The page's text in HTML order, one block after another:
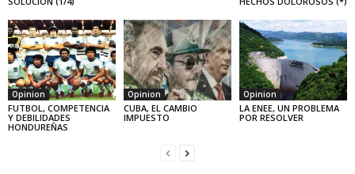
Opinion
FUTBOL, COMPETENCIA
Y DEBILIDADES
HONDUREÑAS
Opinion
CUBA, EL CAMBIO
IMPUESTO
Opinion
LA ENEE, UN PROBLEMA
POR RESOLVER